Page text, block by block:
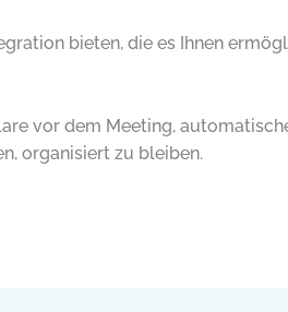
bieten, die es Ihnen
vor dem Meeting,
organisiert zu bleiben.